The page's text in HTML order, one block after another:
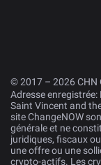
© 2017 – 2026 CHN
Adresse
Saint Vincent and
site ChangeNOW
générale et ne
juridiques, fiscaux
une offre ou une
crypto-actifs. Les